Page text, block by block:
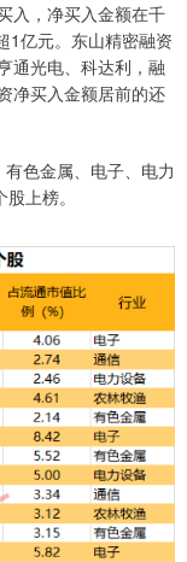
入，净买入金额在千
1亿元。东山精密融资
通光电、科达利，融
净买入金额居前的还
色金属、电子、电力
上榜。